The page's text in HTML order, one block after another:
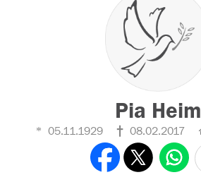
Pia Heim
05.11.1929 08.02.2017